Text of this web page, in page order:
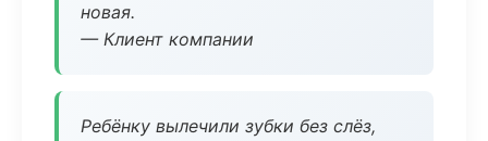
новая.
— Клиент компании
Ребёнку вылечили зубки без слёз,